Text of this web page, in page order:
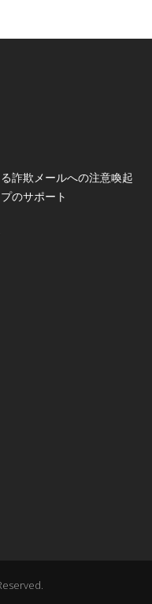
詐欺メールへの注意喚起
のサポート